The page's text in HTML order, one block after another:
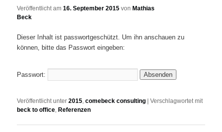
Veröffentlicht am16. September 2015 von Mathias
Beck
Dieser Inhalt ist passwortgeschützt. Um ihn anschauen zu
können, bitte das Passwort eingeben:
Passwort:
Veröffentlicht unter 2015,comebeck consulting |Verschlagwortet mit
beck to office,Referenzen